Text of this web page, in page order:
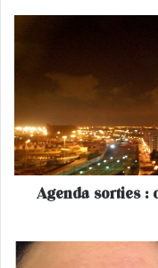
g
d
a
s
o
r
s
Agenda sorties :
T